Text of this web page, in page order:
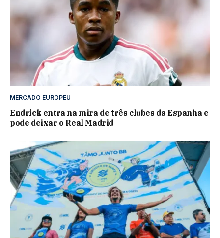
MERCADO EUROPEU
Endrick entra na mira de três clubes da Espanha e
pode deixar o Real Madrid